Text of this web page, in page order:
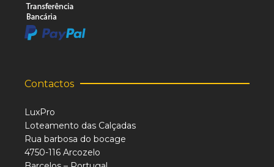
Contactos
LuxPro
Loteamento das Calçadas
Rua barbosa do bocage
4750-116 Arcozelo